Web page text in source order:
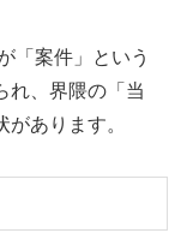
「案件」という
れ、界隈の「当
あります。